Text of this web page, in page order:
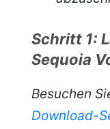
Schritt 1:
Sequoia
Besuchen
Download-